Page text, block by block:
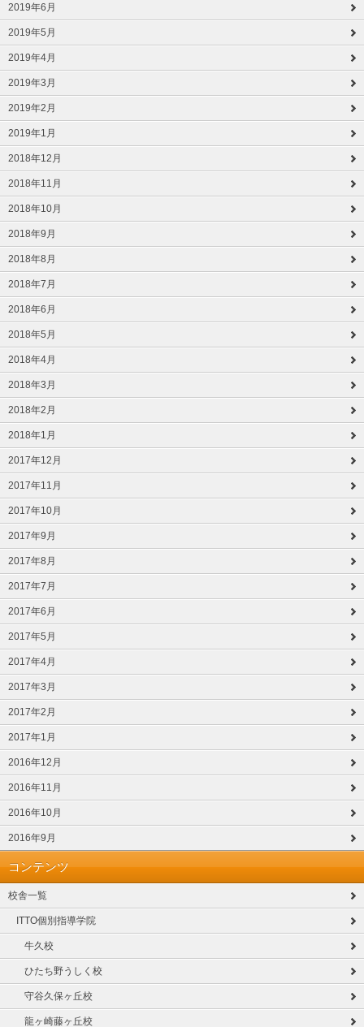
2019年6月
2019年5月
2019年4月
2019年3月
2019年2月
2019年1月
2018年12月
2018年11月
2018年10月
2018年9月
2018年8月
2018年7月
2018年6月
2018年5月
2018年4月
2018年3月
2018年2月
2018年1月
2017年12月
2017年11月
2017年10月
2017年9月
2017年8月
2017年7月
2017年6月
2017年5月
2017年4月
2017年3月
2017年2月
2017年1月
2016年12月
2016年11月
2016年10月
2016年9月
コンテンツ
校舎一覧
ITTO個別指導学院
牛久校
ひたち野うしく校
守谷久保ヶ丘校
龍ヶ崎藤ヶ丘校